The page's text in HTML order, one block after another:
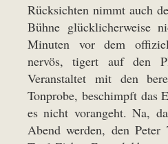
Rücksichten nimmt auch
Bühne glücklicherweise
Minuten vor dem
nervös, tigert auf den
Veranstaltet mit den
Tonprobe, beschimpft das
es nicht vorangeht. Na,
Abend werden, den